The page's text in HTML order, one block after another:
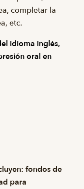
completar la
etc.
idioma inglés,
oral en
fondos de
para